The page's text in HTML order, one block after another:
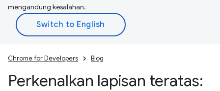
mengandung kesalahan.
Chrome for Developers Blog
Perkenalkan lapisan teratas: